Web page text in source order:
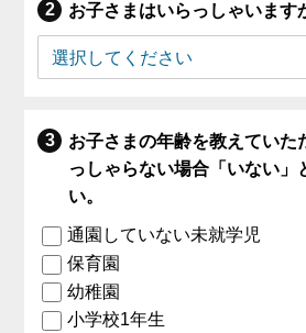
お子さまはいらっしゃいます
お子さまの年齢を教えていた
っしゃらない場合「いない」
い。
通園していない未就学児
保育園
幼稚園
小学校1年生